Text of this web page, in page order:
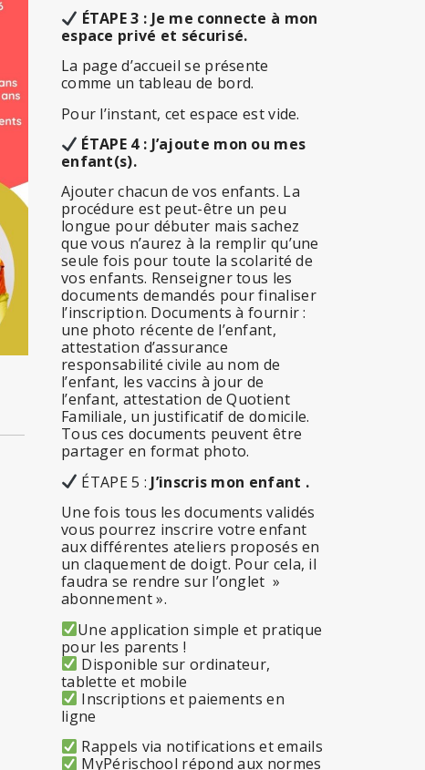
ÉTAPE 3 : Je me connecte à mon
espace privé et sécurisé.
La page d’accueil se présente
comme un tableau de bord.
Pour l’instant, cet espace est vide.
ÉTAPE 4 : J’ajoute mon ou mes
enfant(s).
Ajouter chacun de vos enfants. La
procédure est peut-être un peu
longue pour débuter mais sachez
que vous n’aurez à la remplir qu’une
seule fois pour toute la scolarité de
vos enfants. Renseigner tous les
documents demandés pour finaliser
l’inscription. Documents à fournir :
une photo récente de l’enfant,
attestation d’assurance
responsabilité civile au nom de
l’enfant, les vaccins à jour de
l’enfant, attestation de Quotient
Familiale, un justificatif de domicile.
Tous ces documents peuvent être
partager en format photo.
ÉTAPE 5 : J’inscris mon enfant .
Une fois tous les documents validés
vous pourrez inscrire votre enfant
aux différentes ateliers proposés en
un claquement de doigt. Pour cela, il
faudra se rendre sur l’onglet »
abonnement ».
Une application simple et pratique
pour les parents !
Disponible sur ordinateur,
tablette et mobile
Inscriptions et paiements en
ligne
Rappels via notifications et emails
MyPérischool répond aux normes